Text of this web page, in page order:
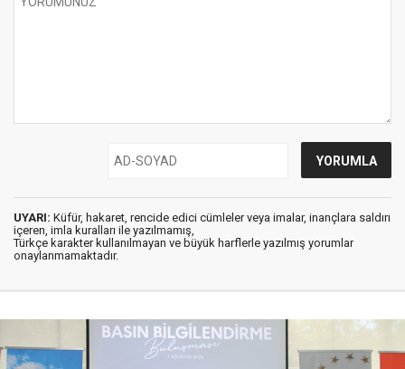
UYARI: Küfür, hakaret, rencide edici cümleler veya imalar, inançlara saldırı
içeren, imla kuralları ile yazılmamış,
Türkçe karakter kullanılmayan ve büyük harflerle yazılmış yorumlar
onaylanmamaktadır.